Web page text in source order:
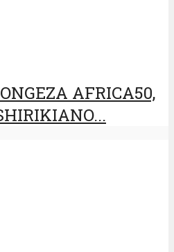
AFRICA50,